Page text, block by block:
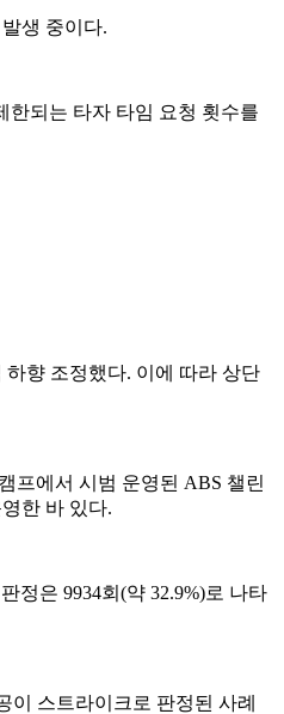
생 중이다.
한되는 타자 타임 요청 횟수를
향 조정했다. 이에 따라 상단
프에서 시범 운영된 ABS 챌린
한 바 있다.
정은 9934회(약 32.9%)로 나타
이 스트라이크로 판정된 사례